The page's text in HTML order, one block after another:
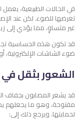
في الحالات الطبيعية،
تعرضها للضوء. لكن عند
غير متساوٍ، مما يؤدي إلى
قد تكون هذه الحساسية
ضوء الشاشات الإلكترونية،
الشعور بثقل في
قد يشعر المصابون بجفاف
مفتوحة، وهو ما يجعلهم
لحمايتها. ويرجع ذلك إلى: